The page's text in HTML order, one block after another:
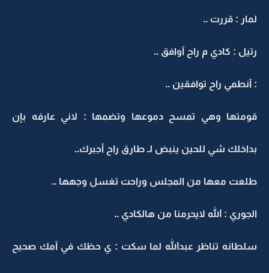
لمار : قررت ..
رتيل : كادي م راح آوافق ..
: آنطمي راح توافقين ..
قومتها وهي تمسح دموعها وتضمها : لاني عارفه بإن
بداخلك شي للحين ينبض لـ طارق راح أجبرك..
طلعت معها من المجلس وراحت تغسل وجهها ..
الجوري : الله لايحرمنا من هالكادي ..
سلطانه تناظر عبدالله لما سكت : ي حظك في آمك صحيح